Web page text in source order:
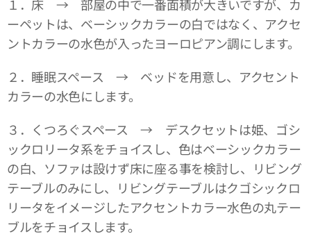
１．床 → 部屋の中で一番面積が大きいですが、カ
ーペットは、ベーシックカラーの白ではなく、アクセ
ントカラーの水色が入ったヨーロピアン調にします。
２．睡眠スペース → ベッドを用意し、アクセント
カラーの水色にします。
３．くつろぐスペース → デスクセットは姫、ゴシ
ックロリータ系をチョイスし、色はベーシックカラー
の白、ソファは設けず床に座る事を検討し、リビング
テーブルのみにし、リビングテーブルはクゴシックロ
リータをイメージしたアクセントカラー水色の丸テー
ブルをチョイスします。